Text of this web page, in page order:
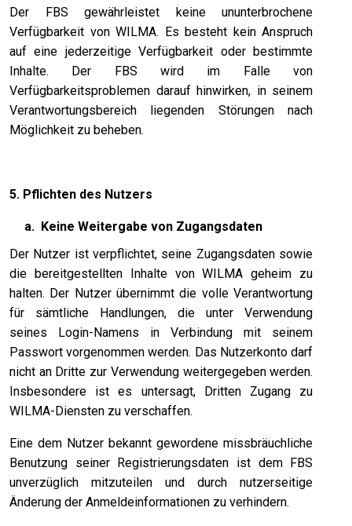
Der FBS gewährleistet keine ununterbrochene
Verfügbarkeit von WILMA. Es besteht kein Anspruch
auf eine jederzeitige Verfügbarkeit oder bestimmte
Inhalte. Der FBS wird im Falle von
Verfügbarkeitsproblemen darauf hinwirken, in seinem
Verantwortungsbereich liegenden Störungen nach
Möglichkeit zu beheben.
5. Pflichten des Nutzers
a. Keine Weitergabe von Zugangsdaten
Der Nutzer ist verpflichtet, seine Zugangsdaten sowie
die bereitgestellten Inhalte von WILMA geheim zu
halten. Der Nutzer übernimmt die volle Verantwortung
für sämtliche Handlungen, die unter Verwendung
seines Login-Namens in Verbindung mit seinem
Passwort vorgenommen werden. Das Nutzerkonto darf
nicht an Dritte zur Verwendung weitergegeben werden.
Insbesondere ist es untersagt, Dritten Zugang zu
WILMA-Diensten zu verschaffen.
Eine dem Nutzer bekannt gewordene missbräuchliche
Benutzung seiner Registrierungsdaten ist dem FBS
unverzüglich mitzuteilen und durch nutzerseitige
Änderung der Anmeldeinformationen zu verhindern.